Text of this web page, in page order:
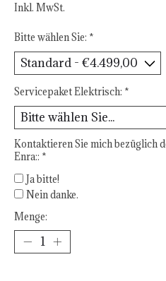
Inkl. MwSt.
Bitte wählen Sie: *
Servicepaket Elektrisch: *
Kontaktieren Sie mich bezüglich
Enra:: *
Ja bitte!
Nein danke.
Menge: